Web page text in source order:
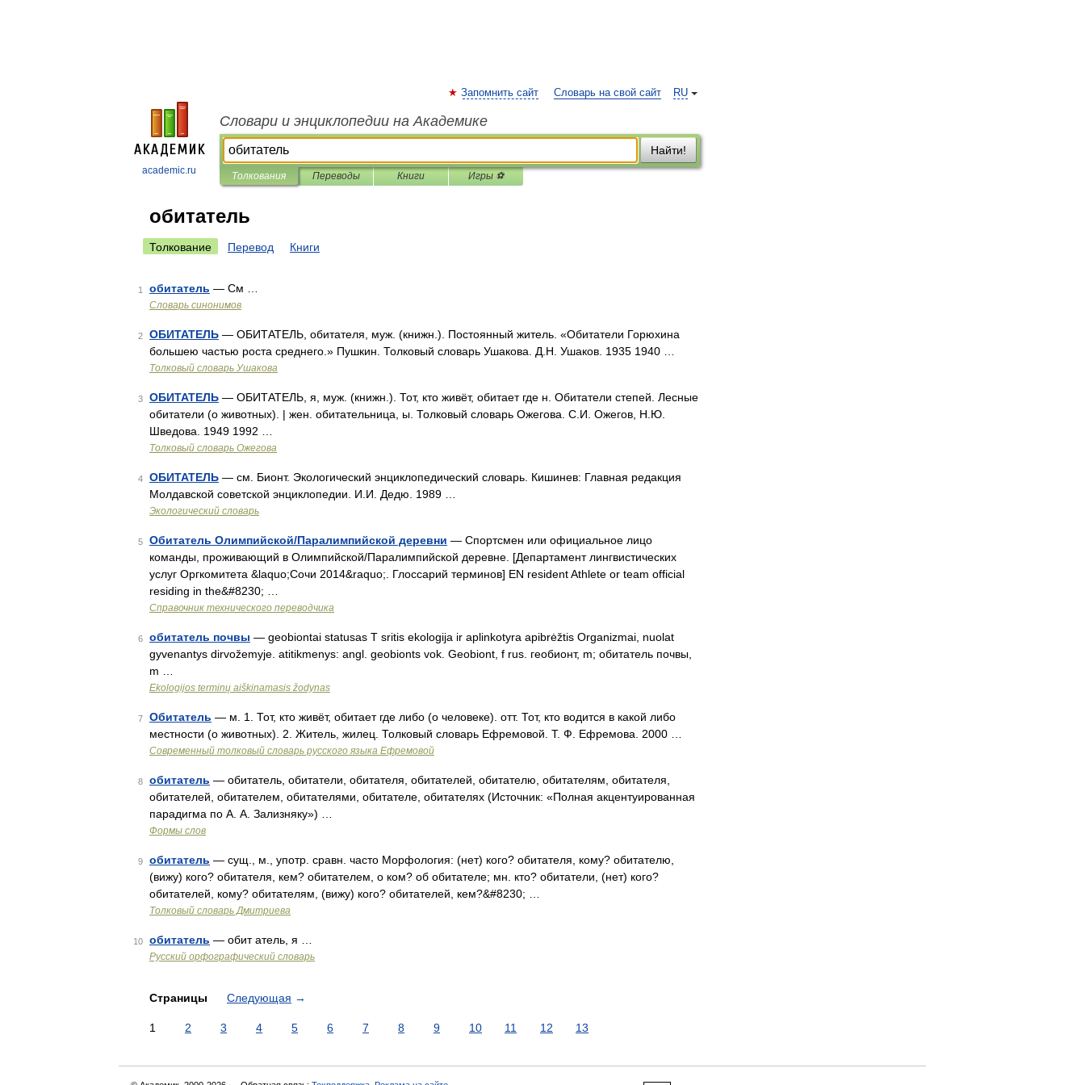
academic.ru
RU
Запомнить сайт Словарь на свой сайт
Словари и энциклопедии на Академике
Найти!
Толкования Переводы Книги Игры ⚽
обитатель
Толкование Перевод Книги
1 обитатель — См …
Словарь синонимов
2 ОБИТАТЕЛЬ — ОБИТАТЕЛЬ, обитателя, муж. (книжн.). Постоянный житель. «Обитатели Горюхина
большею частью роста среднего.» Пушкин. Толковый словарь Ушакова. Д.Н. Ушаков. 1935 1940 …
Толковый словарь Ушакова
3 ОБИТАТЕЛЬ — ОБИТАТЕЛЬ, я, муж. (книжн.). Тот, кто живёт, обитает где н. Обитатели степей. Лесные
обитатели (о животных). | жен. обитательница, ы. Толковый словарь Ожегова. С.И. Ожегов, Н.Ю.
Шведова. 1949 1992 …
Толковый словарь Ожегова
4 ОБИТАТЕЛЬ — см. Бионт. Экологический энциклопедический словарь. Кишинев: Главная редакция
Молдавской советской энциклопедии. И.И. Дедю. 1989 …
Экологический словарь
5 Обитатель Олимпийской/Паралимпийской деревни — Спортсмен или официальное лицо
команды, проживающий в Олимпийской/Паралимпийской деревне. [Департамент лингвистических
услуг Оргкомитета &laquo;Сочи 2014&raquo;. Глоссарий терминов] EN resident Athlete or team official
residing in the&#8230; …
Справочник технического переводчика
6 обитатель почвы — geobiontai statusas T sritis ekologija ir aplinkotyra apibrėžtis Organizmai, nuolat
gyvenantys dirvožemyje. atitikmenys: angl. geobionts vok. Geobiont, f rus. геобионт, m; обитатель почвы,
m …
Ekologijos terminų aiškinamasis žodynas
7 Обитатель — м. 1. Тот, кто живёт, обитает где либо (о человеке). отт. Тот, кто водится в какой либо
местности (о животных). 2. Житель, жилец. Толковый словарь Ефремовой. Т. Ф. Ефремова. 2000 …
Современный толковый словарь русского языка Ефремовой
8 обитатель — обитатель, обитатели, обитателя, обитателей, обитателю, обитателям, обитателя,
обитателей, обитателем, обитателями, обитателе, обитателях (Источник: «Полная акцентуированная
парадигма по А. А. Зализняку») …
Формы слов
9 обитатель — сущ., м., употр. сравн. часто Морфология: (нет) кого? обитателя, кому? обитателю,
(вижу) кого? обитателя, кем? обитателем, о ком? об обитателе; мн. кто? обитатели, (нет) кого?
обитателей, кому? обитателям, (вижу) кого? обитателей, кем?&#8230; …
Толковый словарь Дмитриева
10 обитатель — обит атель, я …
Русский орфографический словарь
Страницы Следующая →
1 2 3 4 5 6 7 8 9 10 11 12 13